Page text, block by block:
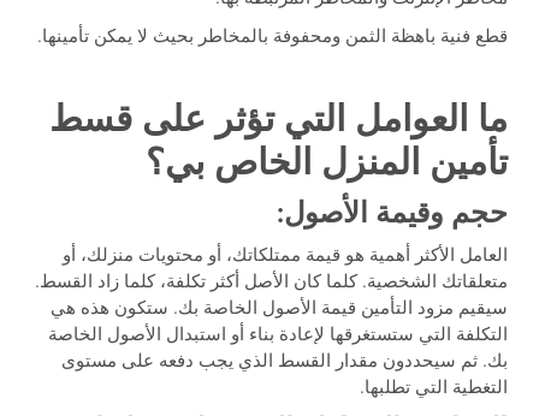
قطع فنية باهظة الثمن ومحفوفة بالمخاطر بحيث لا يمكن تأمينها.
ما العوامل التي تؤثر على قسط
تأمين المنزل الخاص بي؟
حجم وقيمة الأصول:
العامل الأكثر أهمية هو قيمة ممتلكاتك، أو محتويات منزلك، أو
متعلقاتك الشخصية. كلما كان الأصل أكثر تكلفة، كلما زاد القسط.
سيقيم مزود التأمين قيمة الأصول الخاصة بك. ستكون هذه هي
التكلفة التي ستستغرقها لإعادة بناء أو استبدال الأصول الخاصة
بك. ثم سيحددون مقدار القسط الذي يجب دفعه على مستوى
التغطية التي تطلبها.